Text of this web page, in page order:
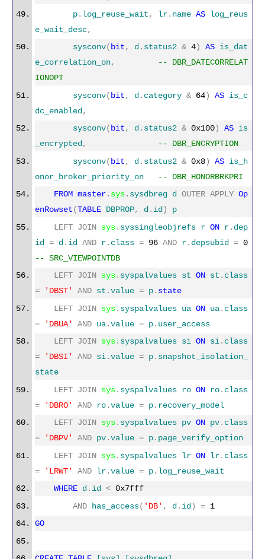
p. log_reuse_wait, lr. name AS log_reus
e_wait_desc,
sysconv( bit, d . status2 & 4) AS is_dat
e_correlation_on,
-- DBR_DATECORRELAT
IONOPT
sysconv(bit, d. category & 64) AS is_c
dc_enabled,
sysconv( bit, d . status2 & 0x100) AS is
_encrypted ,
-- DBR_ENCRYPTION
sysconv(bit, d. status2 & 0x8) AS is_h
onor_broker_priority_on
-- DBR_HONORBRKPRI
FROM master. sys. sysdbreg d OUTER APPLY Op
enRowset(TABLE DBPROP, d . id )
p
LEFT JOIN sys. syssingleobjrefs r ON r. dep
id = d. id AND r. class = 96AND r. depsubid = 0
-- SRC_VIEWPOINTDB
LEFT JOIN sys. syspalvalues st ON st . class
=
'DBST' AND st .value = p. state
LEFT JOIN sys. syspalvalues ua ON ua. class
=
'DBUA' AND ua.value = p. user_access
LEFT JOIN sys. syspalvalues si ON si. class
=
'DBSI' AND si.value = p. snapshot_isolation_
state
LEFT JOIN sys. syspalvalues ro ON ro. class
=
'DBRO' AND ro.value = p. recovery_model
LEFT JOIN sys. syspalvalues pv ON pv. class
=
'DBPV' AND pv.value = p. page_verify_option
LEFT JOIN sys. syspalvalues lr ON lr. class
=
'LRWT' AND lr.value = p. log_reuse_wait
WHERE d . id < 0x7fff
AND has_access( 'DB' , d. id) = 1
GO